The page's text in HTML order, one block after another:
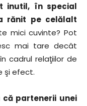
inutil, în special
rănit pe celălalt
mici cuvinte? Pot
mai tare decât
cadrul relaţiilor de
şi efect.
partenerii unei